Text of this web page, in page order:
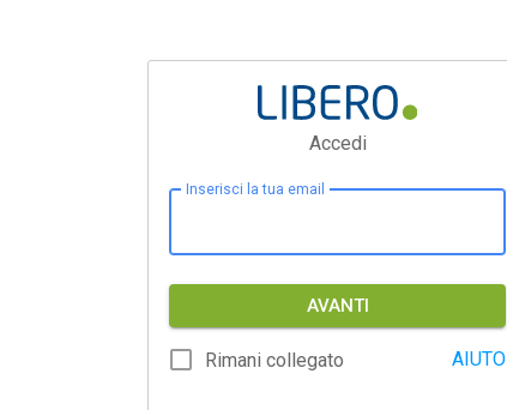
Accedi
Inserisci la tua email
AVANTI
Rimani collegato AIUTO